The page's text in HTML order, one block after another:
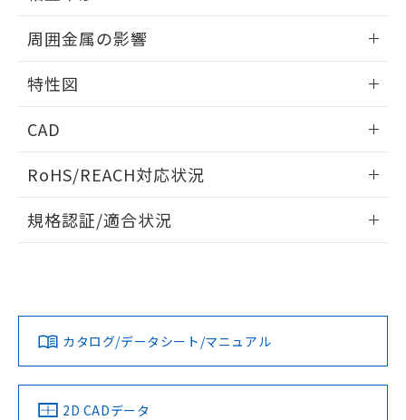
出力段回路図
タイムチャート
相互干渉
A: 30mm以上、B: 20mm以上
周囲金属の影響
周囲金属の影響
特性図
検出物体の大きさと材質による影響
CAD
ドすることができます。
ログイン/会員登録
ダウンロードデータをご利用いただく前に、以下を必ずお読
みください。
ソフトウェアの使用条件
RoHS/REACH対応状況
EU RoHS 注意事項・凡例
対応済み
中国 RoHS 注意事項・凡例
規格認証/適合状況
LR型式承認
（イギリス
船舶規格）
DNV型式承認
（ノルウェー
BV型式承認
（フランス
KR型式
（韓国
カタログ/データシート/マニュアル
2D CADデータ
荷製品に未対応品が混在することから備考
既に当社にて対応品への在庫切替を完了
していることから、特段のことがない限
り、2022年1月12日より割愛しておりま